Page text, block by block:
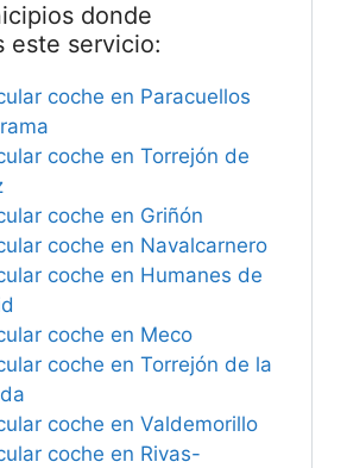
donde
este servicio:
coche en Paracuellos
coche en Torrejón de
coche en Griñón
coche en Navalcarnero
coche en Humanes de
coche en Meco
coche en Torrejón de la
coche en Valdemorillo
coche en Rivas-